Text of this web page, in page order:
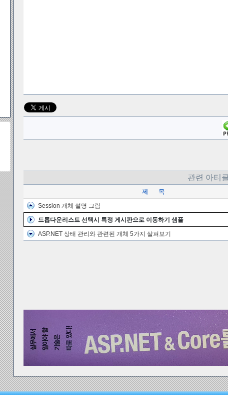
관련 아티
제 목
Session 개체 설명 그림
드롭다운리스트 선택시 특정 게시판으로 이동하기 샘플
ASP.NET 상태 관리와 관련된 개체 5가지 살펴보기